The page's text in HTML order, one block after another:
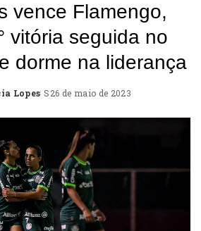
vence Flamengo,
vitória seguida no
dorme na liderança
Lopes 26 de maio de 2023